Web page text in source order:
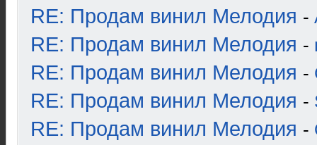
RE: Продам винил Мелодия -
RE: Продам винил Мелодия -
RE: Продам винил Мелодия -
RE: Продам винил Мелодия -
RE: Продам винил Мелодия -